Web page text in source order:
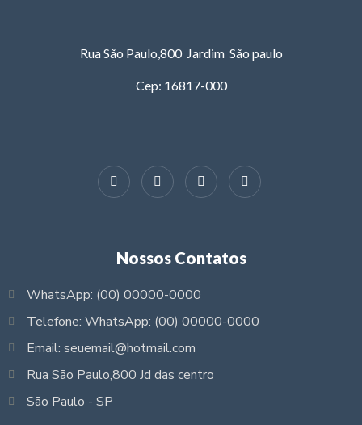
Rua São Paulo,800 Jardim São paulo
Cep: 16817-000
Nossos Contatos
WhatsApp: (00) 00000-0000
Telefone: WhatsApp: (00) 00000-0000
Email: seuemail@hotmail.com
Rua São Paulo,800 Jd das centro
São Paulo - SP